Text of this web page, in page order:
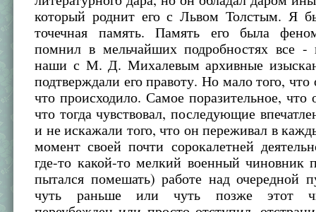
который роднит его с Львом Толстым. Я
точечная память. Память его была
помнил в мельчайших подробностях все -
наши с М. Д. Михалевым архивные
подтверждали его правоту. Но мало того,
что происходило. Самое поразительное,
что тогда чувствовал, последующие
и не искажали того, что он переживал в
момент своей почти сорокалетней
где-то какой-то мелкий военный чиновник
пытался помешать) работе над очередной
чуть раньше или чуть позже этот